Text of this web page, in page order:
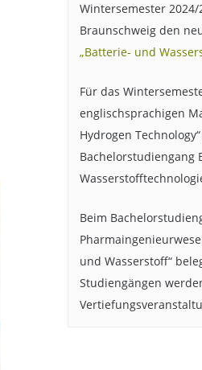
Wintersemester
Braunschweig den
„Batterie- und
Für das
englischsprachigen
Hydrogen
Bachelorstudiengang
Beim
und Wasserstoff“
Studiengängen